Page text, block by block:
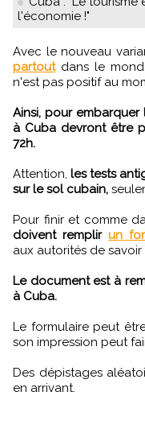
l'économie !"
Avec le nouveau
partoutdans le
n'est pas positif au
Ainsi, pour embarquer
à Cuba devront être
72h.
Attention,les tests
sur le sol cubain,
Pour finir et comme
doivent remplir un
aux autorités de
Le document est à
à Cuba.
Le formulaire peut
son impression peut
Des dépistages
en arrivant.